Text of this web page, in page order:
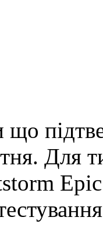
що
Для
Epic